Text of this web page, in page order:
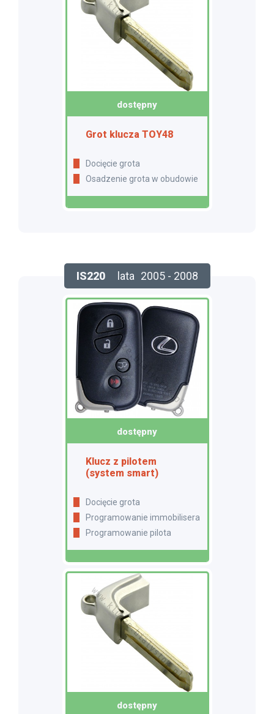
dostępny
Grot klucza TOY48
Docięcie grota
Osadzenie grota w obudowie
IS220 lata 2005 - 2008
dostępny
Klucz z pilotem
(system smart)
Docięcie grota
Programowanie immobilisera
Programowanie pilota
dostępny